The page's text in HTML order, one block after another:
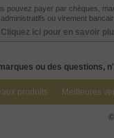
pouvez payer par chèques,
administratifs ou virement
Cliquez ici pour en savoir
ou des questions,
produits Meilleures